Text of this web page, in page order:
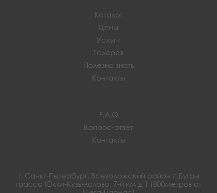
Каталог
Цены
Услуги
Галерея
Полезно знать
Контакты
F.A.Q
Вопрос-ответ
Контакты
г. Санкт-Петербург, Всеволожский район п.Бугры
трасса Юкки-Кузьмолово, 7-й км д 1 (800метров от